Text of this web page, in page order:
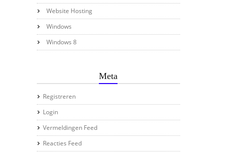
Website Hosting
Windows
Windows 8
Meta
Registreren
Login
Vermeldingen Feed
Reacties Feed